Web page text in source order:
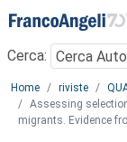
Menu
Cerca:
Main content
Home riviste
Assessing
migrants. Evidence